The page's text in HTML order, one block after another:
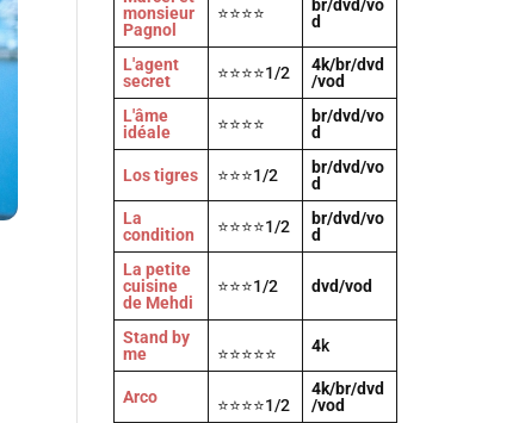
monsieur
Pagnol
⭐⭐⭐⭐
br/dvd/vo
d
L'agent
secret
⭐⭐⭐⭐1/2
4k/br/dvd
/vod
L'âme
idéale
⭐⭐⭐⭐
br/dvd/vo
d
Los tigres ⭐⭐⭐1/2
br/dvd/vo
d
La
condition
⭐⭐⭐⭐1/2
br/dvd/vo
d
La petite
cuisine
de Mehdi
⭐⭐⭐1/2 dvd/vod
Stand by
me
⭐⭐⭐⭐⭐ 4k
Arco ⭐⭐⭐⭐1/2
4k/br/dvd
/vod